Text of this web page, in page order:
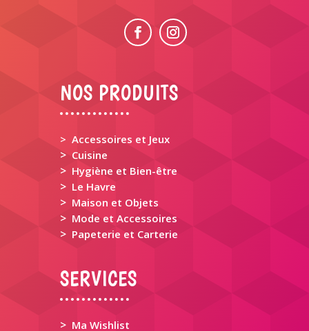
NOS PRODUITS
> Accessoires et Jeux
> Cuisine
> Hygiène et Bien-être
> Le Havre
> Maison et Objets
> Mode et Accessoires
> Papeterie et Carterie
SERVICES
> Ma Wishlist